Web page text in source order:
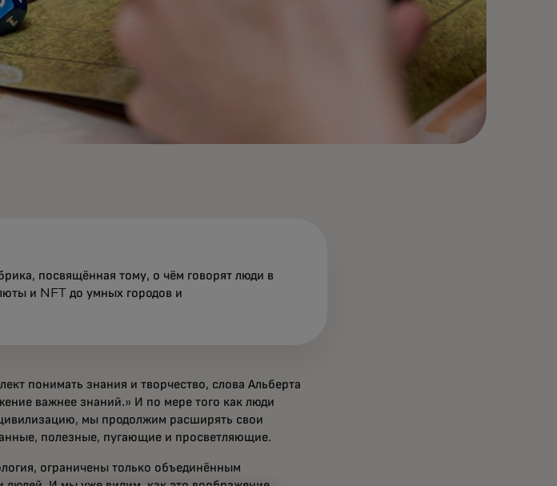
посвящённая тому, о чём говорят люди в
и NFT до умных городов и
понимать знания и творчество, слова Альберта
важнее знаний.» И по мере того как люди
мы продолжим расширять свои
полезные, пугающие и просветляющие.
ограничены только объединённым